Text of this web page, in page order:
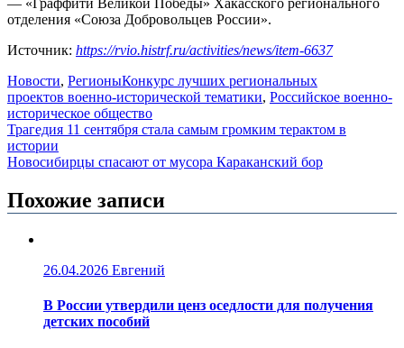
— «Граффити Великой Победы» Хакасского регионального
отделения «Союза Добровольцев России».
Источник: https://rvio.histrf.ru/activities/news/item-6637
Новости, РегионыКонкурс лучших региональных
проектов военно-исторической тематики, Российское военно-
историческое общество
Навигация
по
Трагедия 11 сентября стала самым громким терактом в
истории
Новосибирцы спасают от мусора Караканский бор
Похожие записи
26.04.2026 Евгений
В России утвердили ценз оседлости для получения
детских пособий